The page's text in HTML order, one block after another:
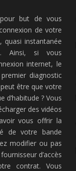
but de vous
de votre
quasi instantanée
Ainsi, si vous
internet, le
diagnostic
être que votre
d’habitude ? Vous
des vidéos
vous offrir la
de votre bande
modifier ou pas
d’accès
contrat. Vous